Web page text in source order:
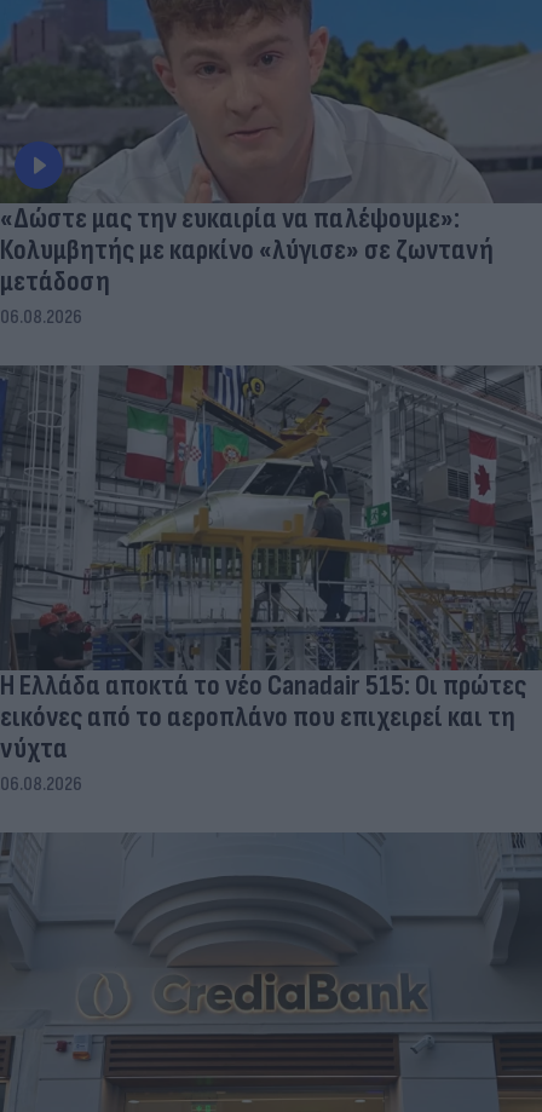
«Δώστε μας την ευκαιρία να παλέψουμε»:
Κολυμβητής με καρκίνο «λύγισε» σε ζωντανή
μετάδοση
06.08.2026
Η Ελλάδα αποκτά το νέο Canadair 515: Οι πρώτες
εικόνες από το αεροπλάνο που επιχειρεί και τη
νύχτα
06.08.2026